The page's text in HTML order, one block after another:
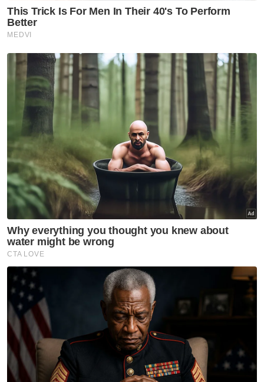
Saarani berkata, untuk menubuhkan
kerajaan di Perak memerlukan majoriti
mendapat perkenan Sultan Perak, Sultan
Nazrin Muizzuddin Shah.
Katanya, ketika ini kerajaan mempunyai
sokongan daripada 33 ADUN berbanding
pembangkang yang hanya ada 26 ADUN.
Katanya, jika pembangkang ingin
membentuk kerajaan memerlukan empat
lagi ADUN untuk menyokong mereka.
"Empat kerusi ini nak ambil di mana? Kita ada
Akta Lompat Parti. Apabila berlaku lompat,
empat kerusi akan diisytiharkan kosong oleh
Speaker Dewan Undangan Negeri (DUN)
untuk diadakan pilihan raya kecil.